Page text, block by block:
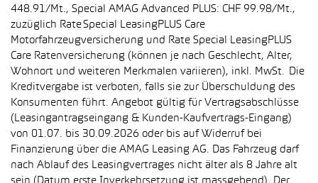
448.91/Mt., Special AMAG Advanced PLUS: CHF 99.98/Mt.,
zuzüglich Rate Special LeasingPLUS Care
Motorfahrzeugversicherung und Rate Special LeasingPLUS
Care Ratenversicherung (können je nach Geschlecht, Alter,
Wohnort und weiteren Merkmalen variieren), inkl. MwSt. Die
Kreditvergabe ist verboten, falls sie zur Überschuldung des
Konsumenten führt. Angebot gültig für Vertragsabschlüsse
(Leasingantragseingang & Kunden-Kaufvertrags-Eingang)
von 01.07. bis 30.09.2026 oder bis auf Widerruf bei
Finanzierung über die AMAG Leasing AG. Das Fahrzeug darf
nach Ablauf des Leasingvertrages nicht älter als 8 Jahre alt
sein (Datum erste Inverkehrsetzung ist massgebend). Der